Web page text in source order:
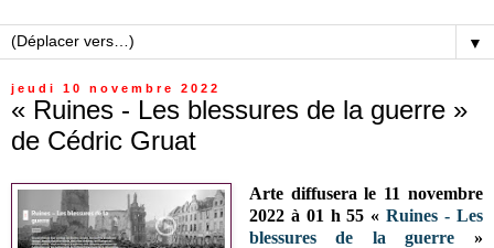
▼
jeudi 10 novembre 2022
« Ruines - Les blessures de la guerre »
de Cédric Gruat
Arte diffusera le 11 novembre
2022 à 01 h 55 «Ruines - Les
blessures de la guerre »